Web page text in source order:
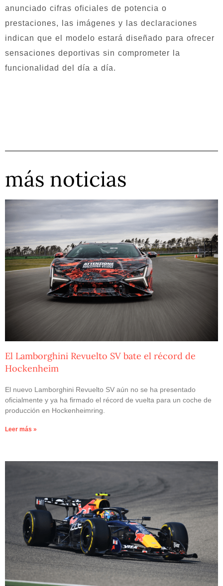
anunciado cifras oficiales de potencia o
prestaciones, las imágenes y las declaraciones
indican que el modelo estará diseñado para ofrecer
sensaciones deportivas sin comprometer la
funcionalidad del día a día.
más noticias
El Lamborghini Revuelto SV bate el récord de
Hockenheim
El nuevo Lamborghini Revuelto SV aún no se ha presentado
oficialmente y ya ha firmado el récord de vuelta para un coche de
producción en Hockenheimring.
Leer más »